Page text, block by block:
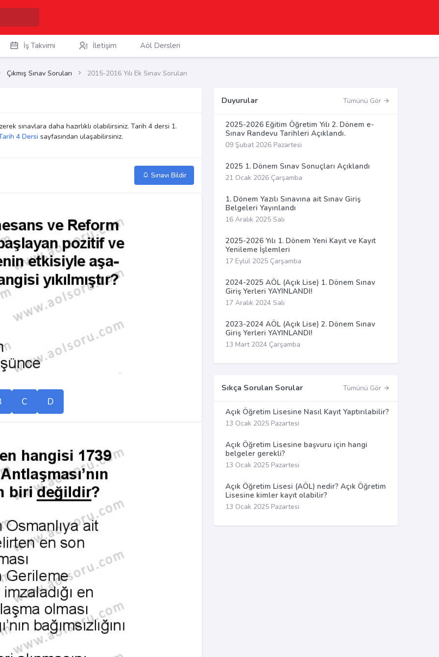
İş Takvimi İletişim Aöl Dersleri
Çıkmış Sınav Soruları 2015-2016 Yılı Ek Sınav Soruları
sınavlara daha hazırlıklı olabilirsiniz. Tarih 4 dersi 1.
4 Dersi sayfasından ulaşabilirsiniz.
Sınavı Bildir
C D
Duyurular Tümünü Gör
2025-2026 Eğitim Öğretim Yılı 2. Dönem e-
Sınav Randevu Tarihleri Açıklandı.
09 Şubat 2026 Pazartesi
2025 1. Dönem Sınav Sonuçları Açıklandı
21 Ocak 2026 Çarşamba
1. Dönem Yazılı Sınavına ait Sınav Giriş
Belgeleri Yayınlandı
16 Aralık 2025 Salı
2025-2026 Yılı 1. Dönem Yeni Kayıt ve Kayıt
Yenileme İşlemleri
17 Eylül 2025 Çarşamba
2024-2025 AÖL (Açık Lise) 1. Dönem Sınav
Giriş Yerleri YAYINLANDI!
17 Aralık 2024 Salı
2023-2024 AÖL (Açık Lise) 2. Dönem Sınav
Giriş Yerleri YAYINLANDI!
13 Mart 2024 Çarşamba
Sıkça Sorulan Sorular Tümünü Gör
Açık Öğretim Lisesine Nasıl Kayıt Yaptırılabilir?
13 Ocak 2025 Pazartesi
Açık Öğretim Lisesine başvuru için hangi
belgeler gerekli?
13 Ocak 2025 Pazartesi
Açık Öğretim Lisesi (AÖL) nedir? Açık Öğretim
Lisesine kimler kayıt olabilir?
13 Ocak 2025 Pazartesi